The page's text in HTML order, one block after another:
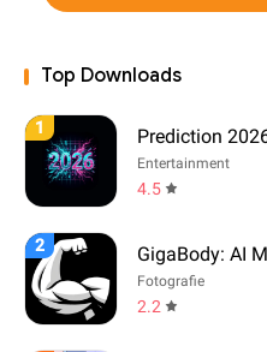
Top Downloads
1 Prediction
Entertainment
4.5
2 GigaBody: AI
Fotografie
2.2